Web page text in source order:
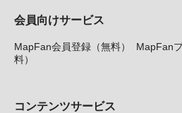
会員向けサービス
MapFan会員登録（無料）
MapFan
料）
コンテンツサービス